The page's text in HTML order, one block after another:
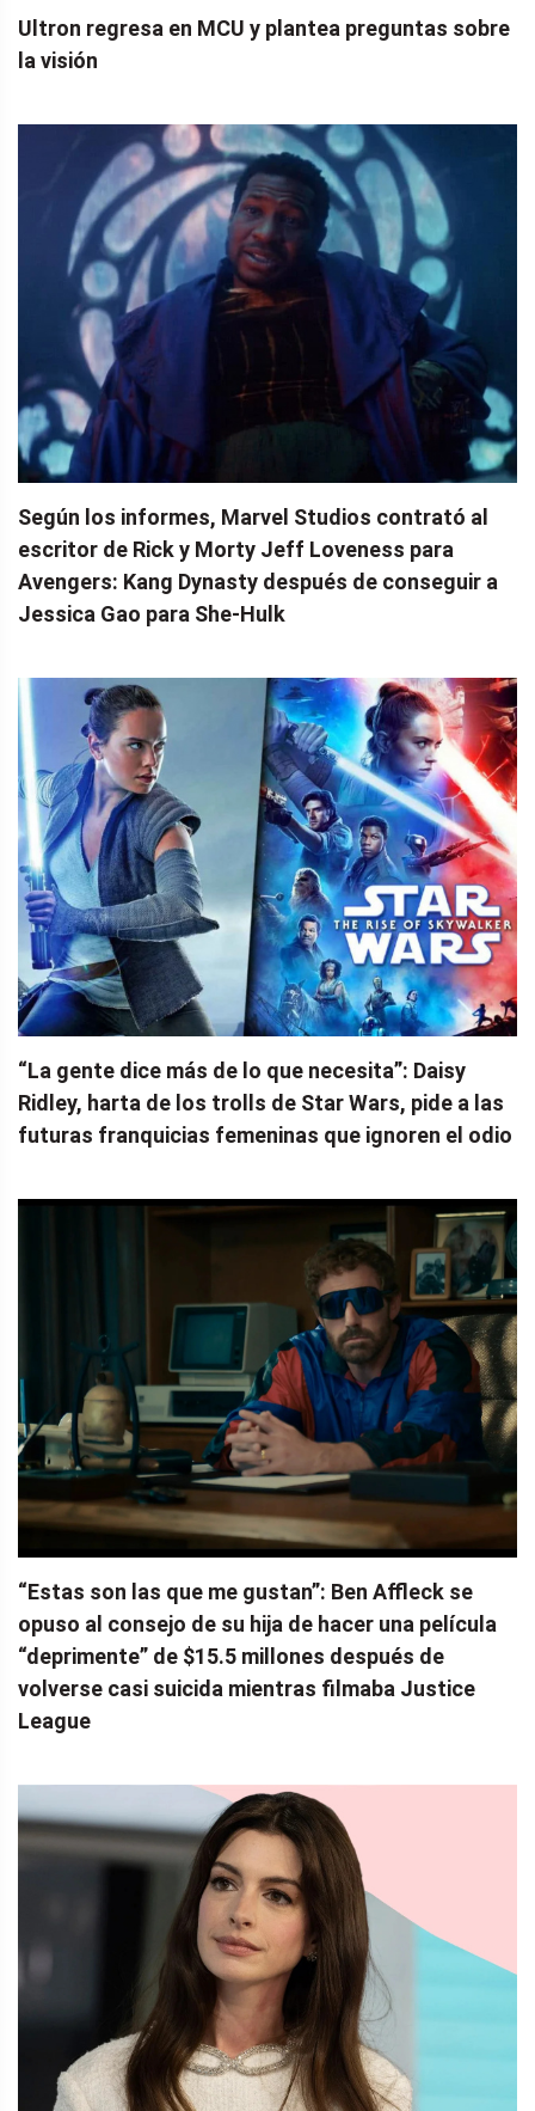
Ultron regresa en MCU y plantea preguntas sobre
la visión
Según los informes, Marvel Studios contrató al
escritor de Rick y Morty Jeff Loveness para
Avengers: Kang Dynasty después de conseguir a
Jessica Gao para She-Hulk
“La gente dice más de lo que necesita”: Daisy
Ridley, harta de los trolls de Star Wars, pide a las
futuras franquicias femeninas que ignoren el odio
“Estas son las que me gustan”: Ben Affleck se
opuso al consejo de su hija de hacer una película
“deprimente” de $15.5 millones después de
volverse casi suicida mientras filmaba Justice
League